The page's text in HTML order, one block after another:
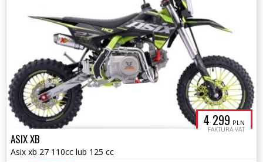
4 299 PLN
FAKTURA VAT
ASIX XB
Asix xb 27 110cc lub 125 cc